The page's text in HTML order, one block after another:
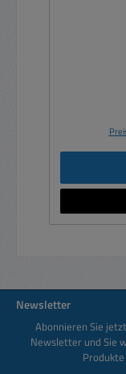
Newsletter
Abonnieren Sie
Newsletter und Sie